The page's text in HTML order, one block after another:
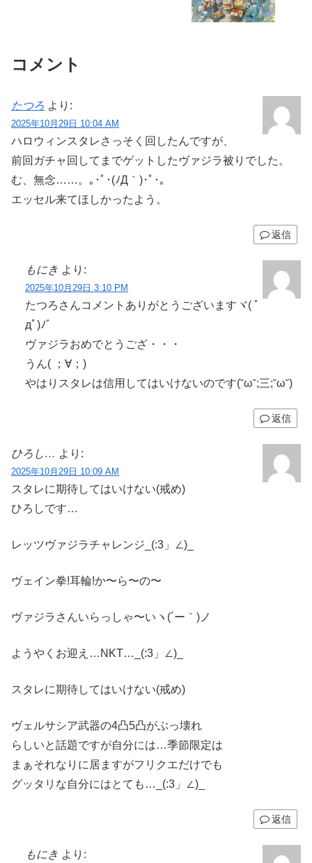
コメント
たつろ より:
2025年10月29日 10:04 AM
ハロウィンスタレさっそく回したんですが、
前回ガチャ回してまでゲットしたヴァジラ被りでした。
む、無念……。｡･ﾟ･(ﾉД｀)･ﾟ･｡
エッセル来てほしかったよう。
返信
もにき より:
2025年10月29日 3:10 PM
たつろさんコメントありがとうございますヾ( ﾟ
дﾟ)ﾉ゛
ヴァジラおめでとうござ・・・
うん( ；∀；)
やはりスタレは信用してはいけないのです(˘ω˘;三;˘ω˘)
返信
ひろし… より:
2025年10月29日 10:09 AM
スタレに期待してはいけない(戒め)
ひろしです…
レッツヴァジラチャレンジ_(:3」∠)_
ヴェイン拳!耳輪!か〜ら〜の〜
ヴァジラさんいらっしゃ〜いヽ(´ー｀)ノ
ようやくお迎え…NKT…_(:3」∠)_
スタレに期待してはいけない(戒め)
ヴェルサシア武器の4凸5凸がぶっ壊れ
らしいと話題ですが自分には…季節限定は
まぁそれなりに居ますがフリクエだけでも
グッタリな自分にはとても…_(:3」∠)_
返信
もにき より: